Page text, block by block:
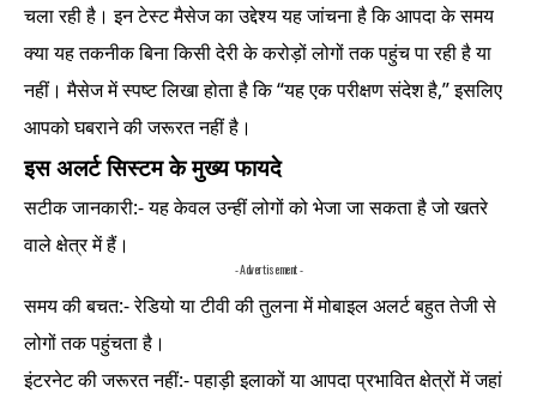
चला रही है। इन टेस्ट मैसेज का उद्देश्य यह जांचना है कि आपदा के समय
क्या यह तकनीक बिना किसी देरी के करोड़ों लोगों तक पहुंच पा रही है या
नहीं। मैसेज में स्पष्ट लिखा होता है कि “यह एक परीक्षण संदेश है,” इसलिए
आपको घबराने की जरूरत नहीं है।
इस अलर्ट सिस्टम के मुख्य फायदे
सटीक जानकारी:- यह केवल उन्हीं लोगों को भेजा जा सकता है जो खतरे
वाले क्षेत्र में हैं।
- Advertisement -
समय की बचत:- रेडियो या टीवी की तुलना में मोबाइल अलर्ट बहुत तेजी से
लोगों तक पहुंचता है।
इंटरनेट की जरूरत नहीं:- पहाड़ी इलाकों या आपदा प्रभावित क्षेत्रों में जहां